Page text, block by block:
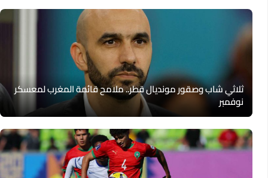
ثلاثي شاب وصقور مونديال قطر.. ملامح قائمة المغرب لمعسكر
نوفمبر